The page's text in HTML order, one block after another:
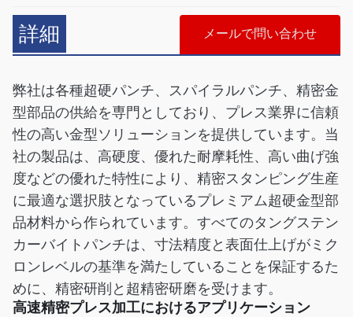
詳細 メールで問い合わせ
弊社は各種超硬パンチ、スパイラルパンチ、精密金
型部品の供給を専門としており、プレス業界に信頼
性の高い金型ソリューションを提供しています。当
社の製品は、高硬度、優れた耐摩耗性、高い曲げ強
度などの優れた特性により、精密スタンピング生産
に最適な選択肢となっているプレミアム超硬金型部
品材料から作られています。すべてのタングステン
カーバイトパンチは、寸法精度と表面仕上げがミク
ロンレベルの基準を満たしていることを保証するた
めに、精密研削と超精密研磨を受けます。
高速精密プレス加工におけるアプリケーション